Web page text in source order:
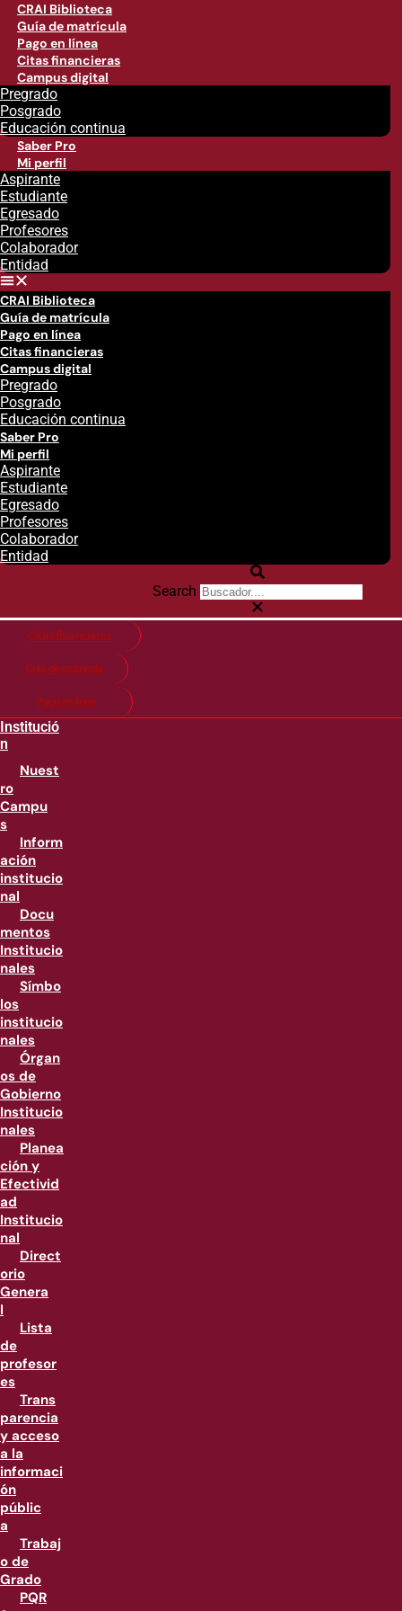
CRAI Biblioteca
Guía de matrícula
Pago en línea
Citas financieras
Campus digital
Pregrado
Posgrado
Educación continua
Saber Pro
Mi perfil
Aspirante
Estudiante
Egresado
Profesores
Colaborador
Entidad
CRAI Biblioteca
Guía de matrícula
Pago en línea
Citas financieras
Campus digital
Pregrado
Posgrado
Educación continua
Saber Pro
Mi perfil
Aspirante
Estudiante
Egresado
Profesores
Colaborador
Entidad
Search
Citas financieras
Guía de matricula
Pago en línea
Institució
n
Nuest
ro
Campu
s
Inform
ación
institucio
nal
Docu
mentos
Institucio
nales
Símbo
los
institucio
nales
Órgan
os de
Gobierno
Institucio
nales
Planea
ción y
Efectivid
ad
Institucio
nal
Direct
orio
Genera
l
Lista
de
profesor
es
Trans
parencia
y acceso
a la
informaci
ón
públic
a
Trabaj
o de
Grado
PQR